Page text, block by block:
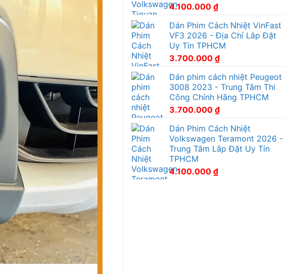
4.100.000 ₫
Dán Phim Cách Nhiệt VinFast
VF3 2026 - Địa Chỉ Lắp Đặt
Uy Tín TPHCM
3.700.000 ₫
Dán phim cách nhiệt Peugeot
3008 2023 - Trung Tâm Thi
Công Chính Hãng TPHCM
3.700.000 ₫
Dán Phim Cách Nhiệt
Volkswagen Teramont 2026 -
Trung Tâm Lắp Đặt Uy Tín
TPHCM
4.100.000 ₫